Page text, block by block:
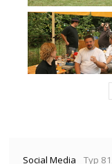
Social Media Typ